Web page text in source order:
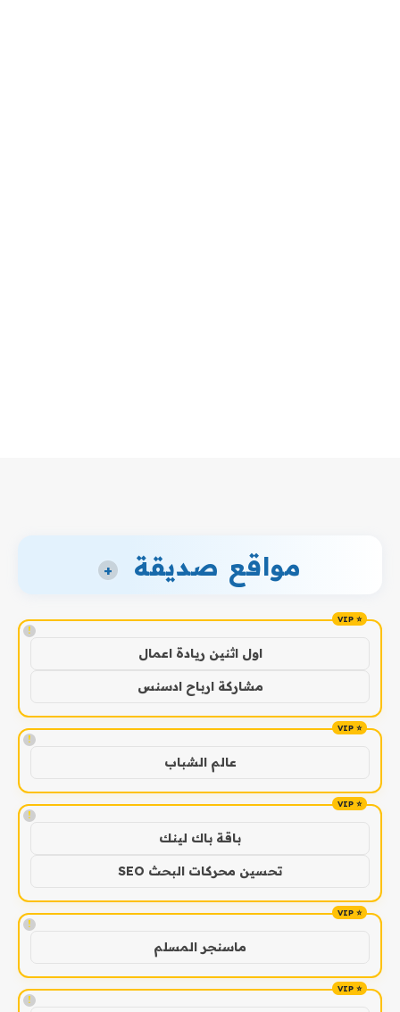
مواقع صديقة +
!
اول اثنين ريادة اعمال
مشاركة ارباح ادسنس
!
عالم الشباب
!
باقة باك لينك
تحسين محركات البحث SEO
!
ماسنجر المسلم
!